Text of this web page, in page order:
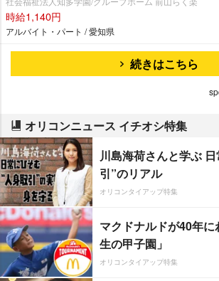
時給1,140円
アルバイト・パート / 愛知県
続きはこちら
オリコンニュース イチオシ特集
川島海荷さんと学ぶ
引”のリアル
オリコンタイアップ特集
マクドナルドが40年
生の甲子園」
オリコンタイアップ特集